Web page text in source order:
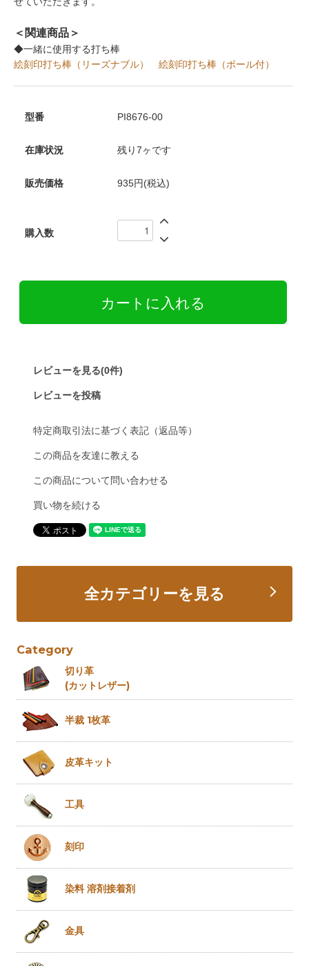
＜関連商品＞
◆一緒に使用する打ち棒
絵刻印打ち棒（リーズナブル）
絵刻印打ち棒（ボール付）
型番 PI8676-00
在庫状況 残り7ヶです
販売価格 935円(税込)
購入数
レビューを見る(0件)
レビューを投稿
特定商取引法に基づく表記（返品等）
この商品を友達に教える
この商品について問い合わせる
買い物を続ける
全カテゴリーを見る
Category
切り革
(カットレザー)
半裁 1枚革
皮革キット
工具
刻印
染料 溶剤接着剤
金具